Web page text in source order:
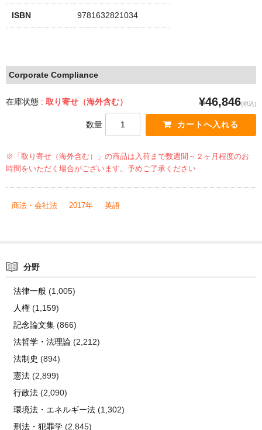
ISBN 9781632821034
Corporate Compliance
在庫状態 : 取り寄せ（海外含む） ¥46,846(税込)
数量
※「取り寄せ（海外含む）」の商品は入荷まで数週間～２ヶ月程度のお
時間をいただく場合がございます。予めご了承ください
商法・会社法 2017年 英語
分野
法律一般(1,005)
人権(1,159)
記念論文集(866)
法哲学・法理論(2,212)
法制史 (894)
憲法(2,899)
行政法(2,090)
環境法・エネルギー法(1,302)
刑法・犯罪学(2,845)